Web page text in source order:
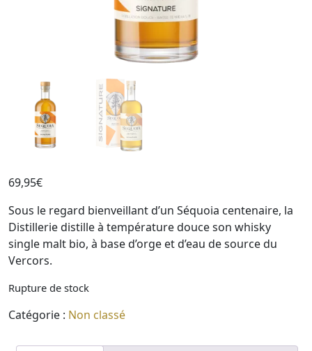
69,95€
Sous le regard bienveillant d’un Séquoia centenaire, la
Distillerie distille à température douce son whisky
single malt bio, à base d’orge et d’eau de source du
Vercors.
Rupture de stock
Catégorie : Non classé